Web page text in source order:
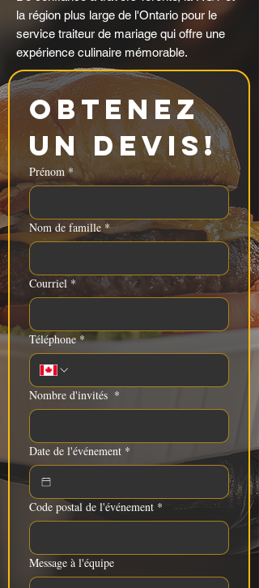
la région plus large de l'Ontario pour le
service traiteur de mariage qui offre une
expérience culinaire mémorable.
Obtenez
un devis!
Prénom *
Nom de famille *
Courriel *
Téléphone *
Nombre d'invités *
Date de l'événement *
Code postal de l'événement *
Message à l'équipe